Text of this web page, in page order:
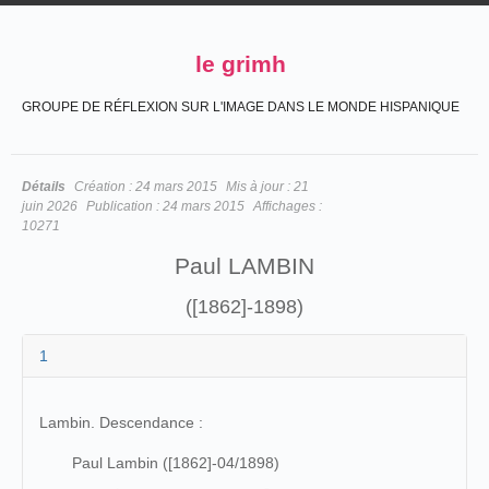
le grimh
GROUPE DE RÉFLEXION SUR L'IMAGE DANS LE MONDE HISPANIQUE
Détails Création : 24 mars 2015 Mis à jour : 21
juin 2026 Publication : 24 mars 2015 Affichages :
10271
Paul LAMBIN
([1862]-1898)
1
Lambin. Descendance :
Paul Lambin ([1862]-04/1898)